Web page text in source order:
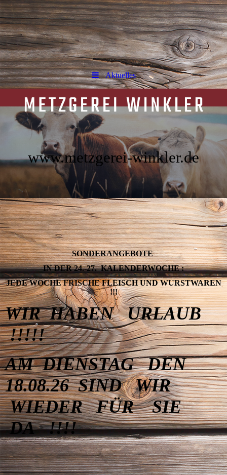
Aktuelles
www.metzgerei-winkler.de
SONDERANGEBOTE
IN DER 24.-27. KALENDERWOCHE :
JEDE WOCHE FRISCHE FLEISCH UND WURSTWAREN
!!!
WIR HABEN URLAUB
!!!!!
AM DIENSTAG DEN
18.08.26 SIND WIR
WIEDER FÜR SIE
DA !!!!